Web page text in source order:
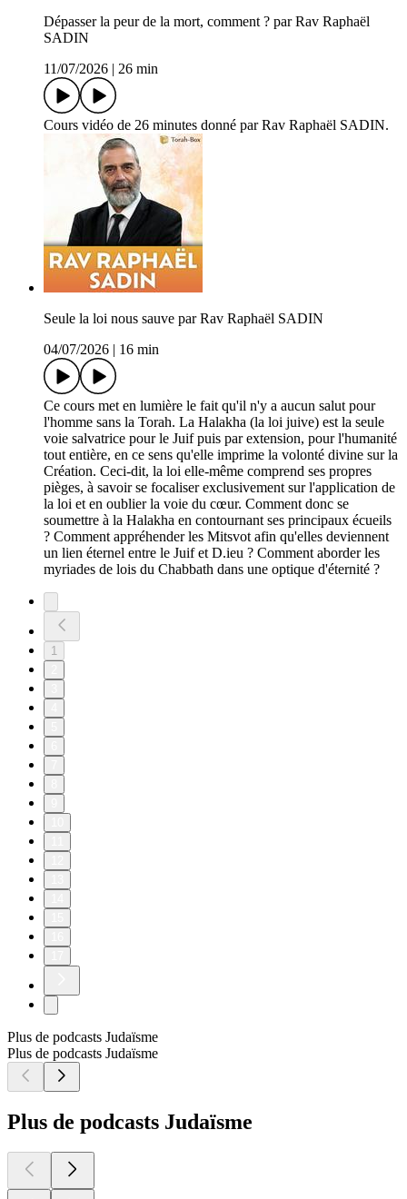
Dépasser la peur de la mort, comment ? par Rav Raphaël
SADIN
11/07/2026 | 26 min
Cours vidéo de 26 minutes donné par Rav Raphaël SADIN.
Seule la loi nous sauve par Rav Raphaël SADIN
04/07/2026 | 16 min
Ce cours met en lumière le fait qu'il n'y a aucun salut pour
l'homme sans la Torah. La Halakha (la loi juive) est la seule
voie salvatrice pour le Juif puis par extension, pour l'humanité
tout entière, en ce sens qu'elle imprime la volonté divine sur la
Création. Ceci-dit, la loi elle-même comprend ses propres
pièges, à savoir se focaliser exclusivement sur l'application de
la loi et en oublier la voie du cœur. Comment donc se
soumettre à la Halakha en contournant ses principaux écueils
? Comment appréhender les Mitsvot afin qu'elles deviennent
un lien éternel entre le Juif et D.ieu ? Comment aborder les
myriades de lois du Chabbath dans une optique d'éternité ?
1
Plus de podcasts Judaïsme
Plus de podcasts Judaïsme
Plus de podcasts Judaïsme